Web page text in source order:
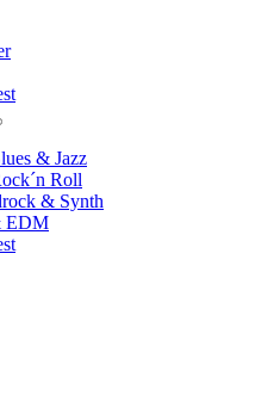
& Jazz
Roll
& Synth
EDM